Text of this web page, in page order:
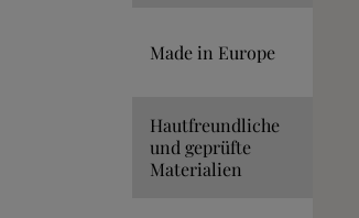
Made in Europe
Hautfreundliche
und geprüfte
Materialien